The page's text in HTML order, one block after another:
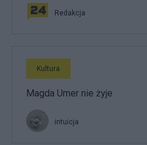
Redakcja
Kultura
Magda Umer nie żyje
intuicja